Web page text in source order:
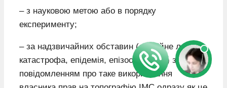
– з науковою метою або в порядку
експерименту;
– за надзвичайних обставин (стихійне лихо,
катастрофа, епідемія, епізоотія тощо) з
повідомленням про таке використання